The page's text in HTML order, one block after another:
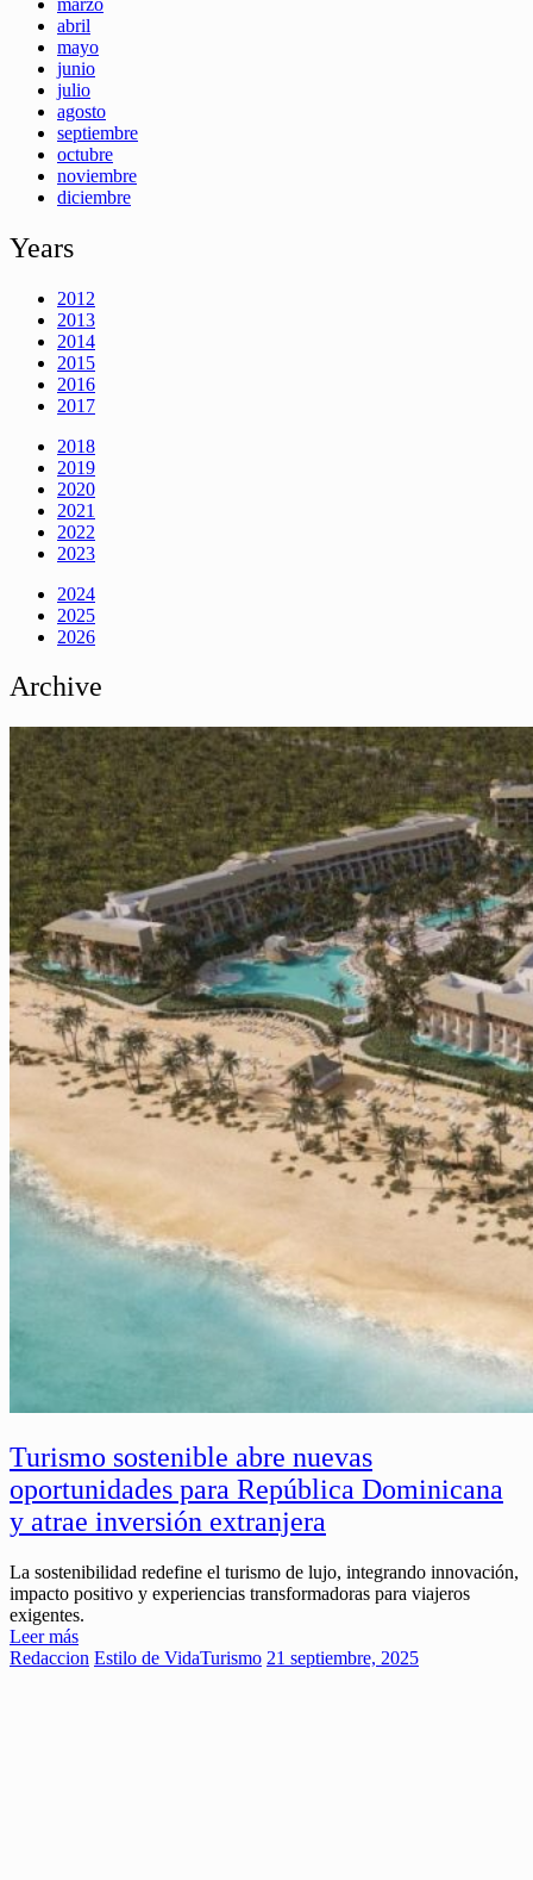
abril
mayo
junio
julio
agosto
septiembre
octubre
noviembre
diciembre
Years
2012
2013
2014
2015
2016
2017
2018
2019
2020
2021
2022
2023
2024
2025
2026
Archive
Turismo sostenible abre nuevas
oportunidades para República Dominicana
y atrae inversión extranjera
La sostenibilidad redefine el turismo de lujo, integrando innovación,
impacto positivo y experiencias transformadoras para viajeros
exigentes.
Leer más
Redaccion Estilo de VidaTurismo 21 septiembre, 2025